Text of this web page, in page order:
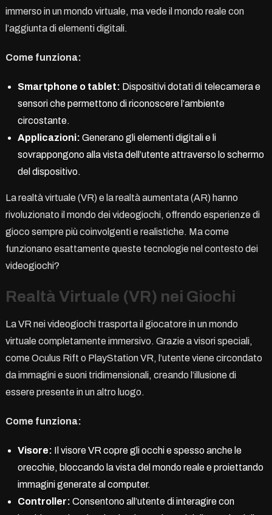
immerso in un mondo virtuale, ma vede il mondo reale con
l’aggiunta di elementi digitali.
Come funziona:
Smartphone o tablet: Dispositivi dotati di telecamera e
sensori che permettono di riconoscere l’ambiente
circostante.
Applicazioni: Generano gli elementi digitali e li
sovrappongono alla vista dell’utente attraverso lo schermo
del dispositivo.
La realtà virtuale (VR) e la realtà aumentata (AR) hanno
rivoluzionato il mondo dei videogiochi, offrendo esperienze di
gioco sempre più coinvolgenti e realistiche. Ma come
funzionano esattamente queste tecnologie nel contesto dei
videogiochi?
Realtà Virtuale (VR) nei Giochi
La VR nei videogiochi trasporta il giocatore in un mondo
virtuale completamente immersivo. Grazie a visori speciali,
come Oculus Rift o PlayStation VR, l’utente viene circondato
da immagini e suoni tridimensionali, creando l’illusione di
essere presente in un altro luogo.
Come funziona:
Visore: Il visore VR copre gli occhi e spesso anche le
orecchie, bloccando la vista del mondo reale e proiettando
immagini generate al computer.
Controller: Consentono all’utente di interagire con